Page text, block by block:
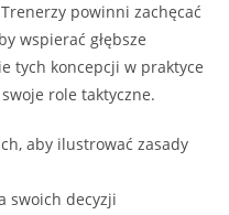
powinni zachęcać
wspierać głębsze
tych koncepcji w praktyce
role taktyczne.
aby ilustrować zasady
swoich decyzji